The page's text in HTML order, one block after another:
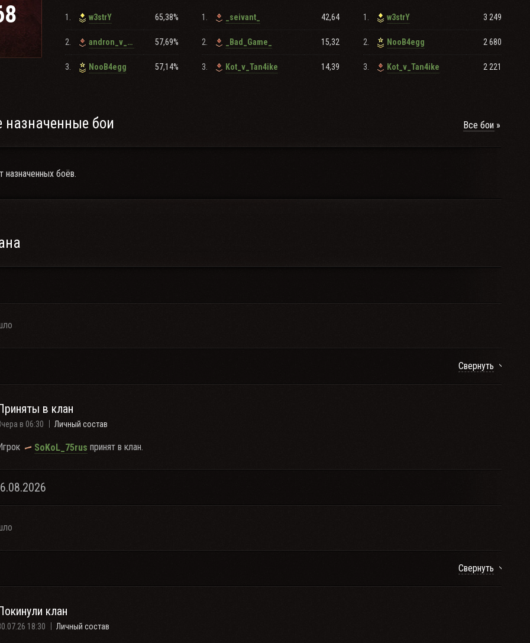
1. w3strY 65,38%
2. andron_v_nockax 57,69%
3. NooB4egg 57,14%
1. _seivant_ 42,64
2. _Bad_Game_ 15,32
3. Kot_v_Tan4ike 14,39
1. w3strY 3 249
2. NooB4egg 2 680
3. Kot_v_Tan4ike 2 221
бои Все бои
назначенных боёв.
Свернуть
в клан
в 06:30 Личный состав
SoKoL_75rus принят в клан.
Свернуть
клан
18:30 Личный состав